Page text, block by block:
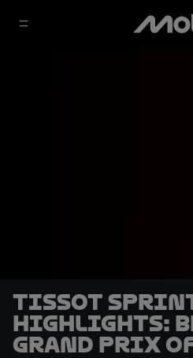
Tissot
highlights:
Grand Prix